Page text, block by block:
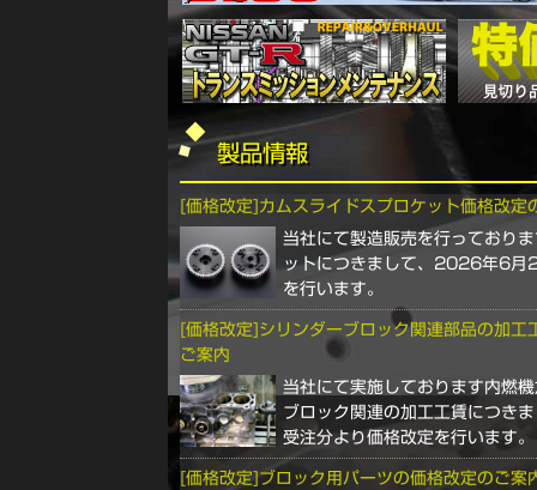
製品情報
[価格改定]カムスライドスプロケット価格改定
当社にて製造販売を行っており
ットにつきまして、2026年6月
を行います。
[価格改定]シリンダーブロック関連部品の加工
ご案内
当社にて実施しております内燃
ブロック関連の加工工賃につき
受注分より価格改定を行います。
[価格改定]ブロック用パーツの価格改定のご案